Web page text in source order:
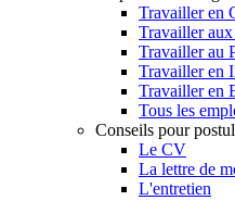
Travailler en
Travailler
Travailler au
Travailler en
Travailler en
Tous les
Conseils pour
Le CV
La lettre de
L'entretien